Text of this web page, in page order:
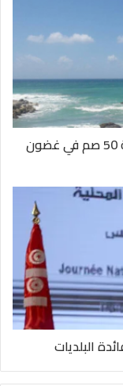
تونس مهددة بارتفاع مستوى البحر قرابة 50 صم في غضون
البلديات